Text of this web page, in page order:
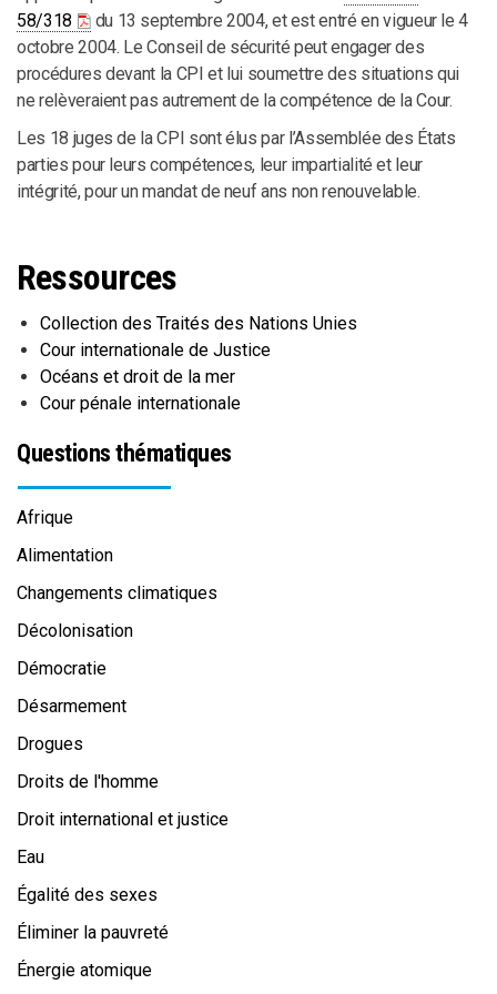
58/318
du 13 septembre 2004, et est entré en vigueur le 4
octobre 2004. Le Conseil de sécurité peut engager des
procédures devant la CPI et lui soumettre des situations qui
ne relèveraient pas autrement de la compétence de la Cour.
Les 18 juges de la CPI sont élus par l’Assemblée des États
parties pour leurs compétences, leur impartialité et leur
intégrité, pour un mandat de neuf ans non renouvelable.
Ressources
Collection des Traités des Nations Unies
Cour internationale de Justice
Océans et droit de la mer
Cour pénale internationale
Questions thématiques
Afrique
Alimentation
Changements climatiques
Décolonisation
Démocratie
Désarmement
Drogues
Droits de l'homme
Droit international et justice
Eau
Égalité des sexes
Éliminer la pauvreté
Énergie atomique